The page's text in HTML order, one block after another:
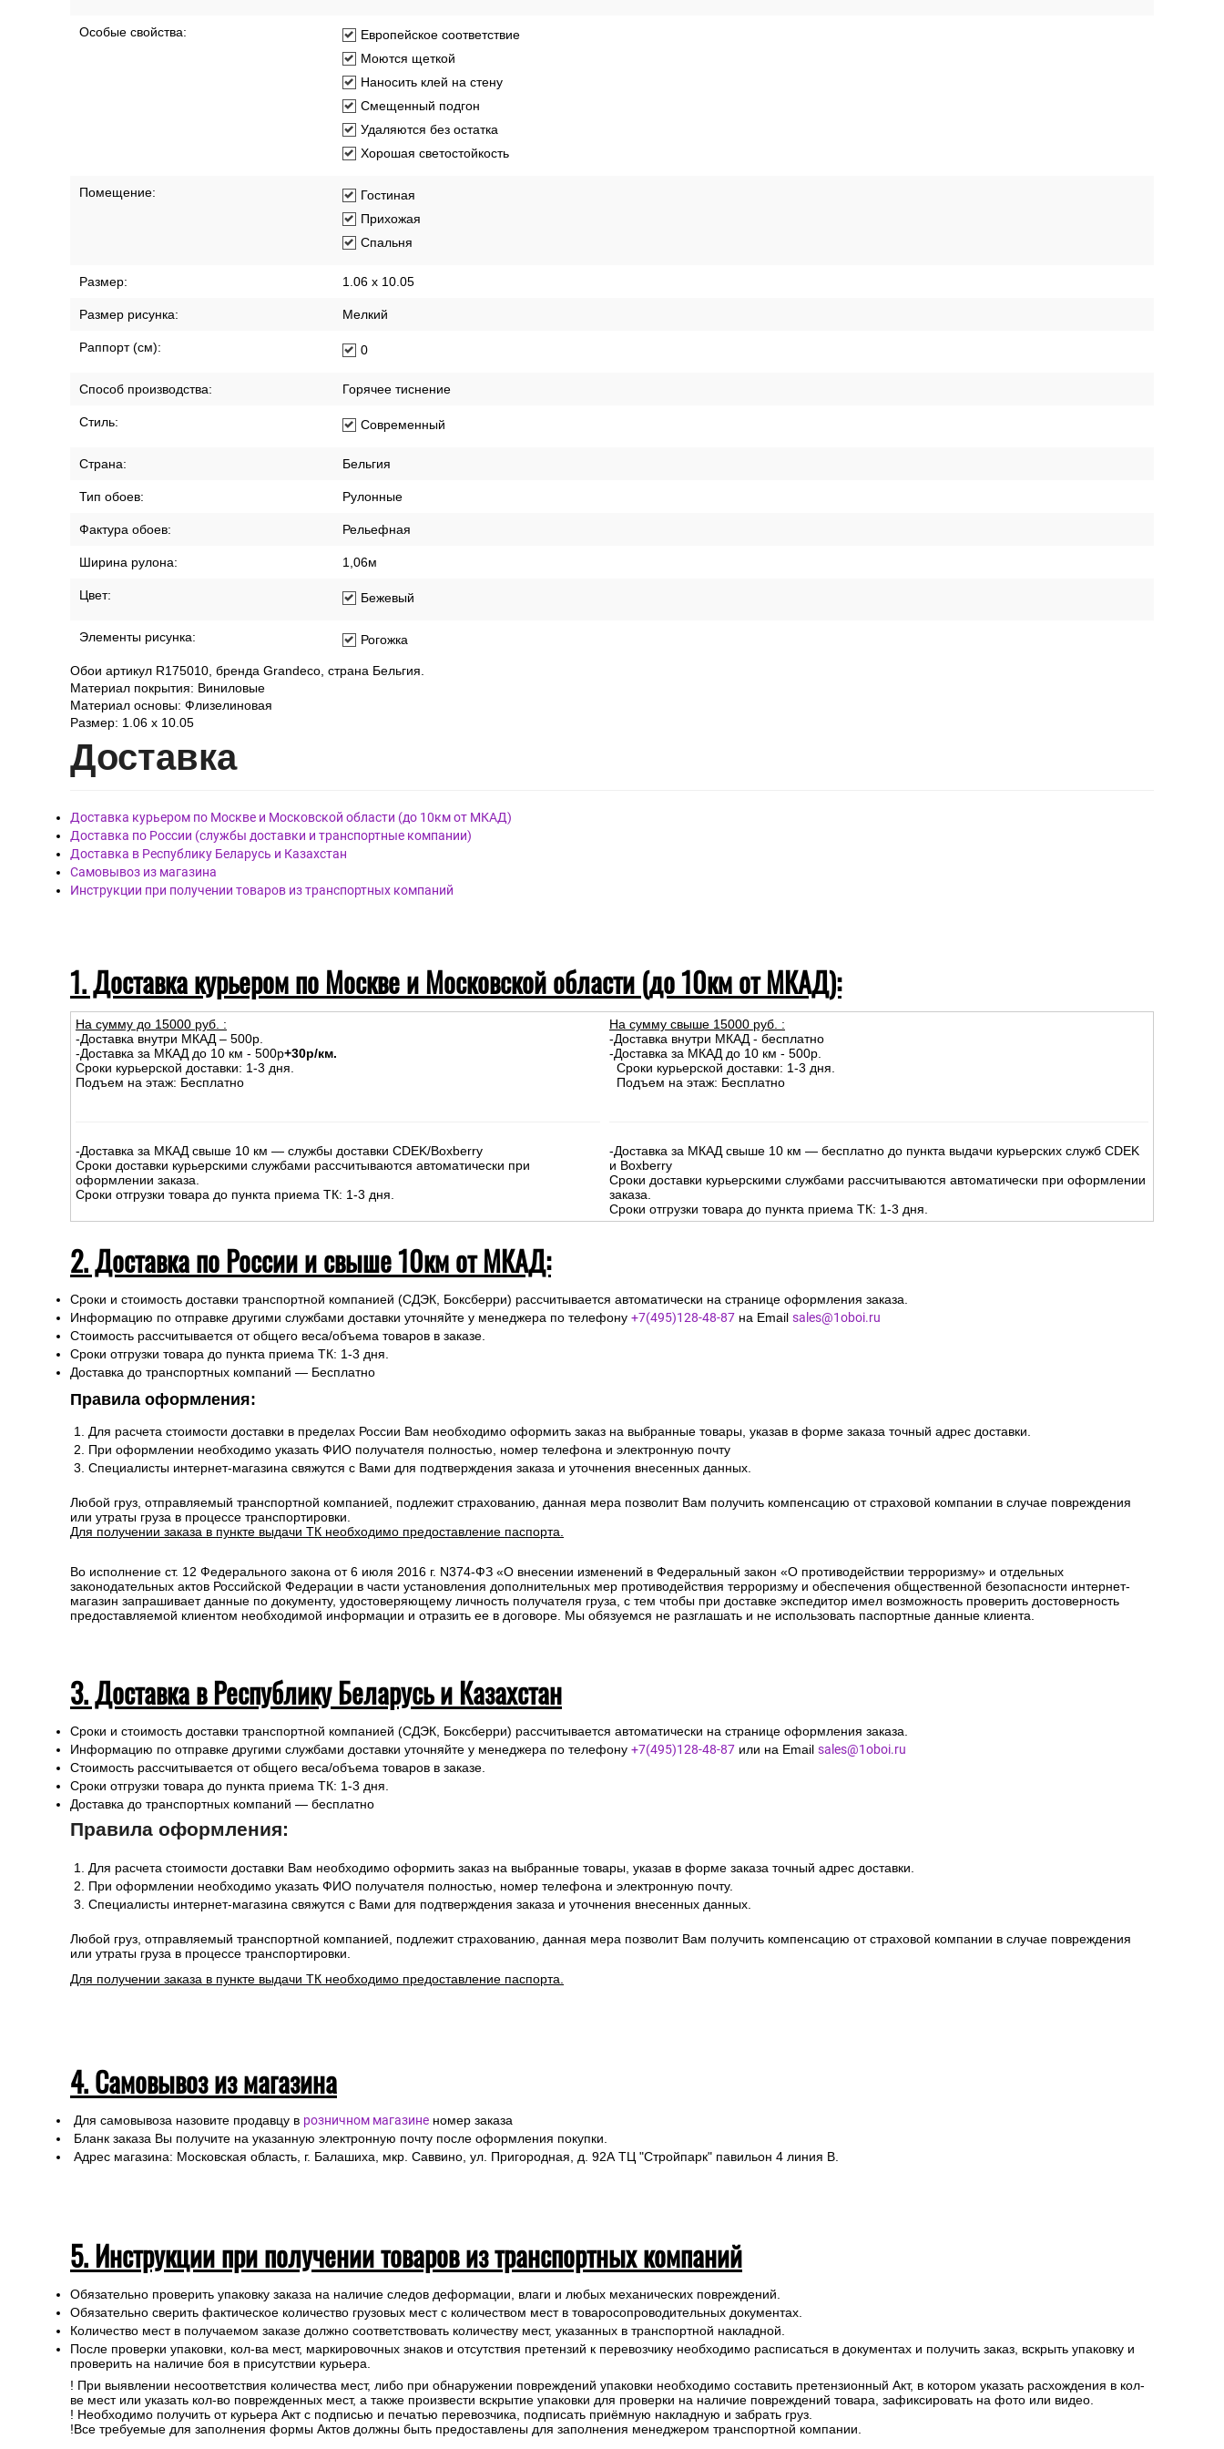
Особые свойства:
Европейское соответствие
Моются щеткой
Наносить клей на стену
Смещенный подгон
Удаляются без остатка
Хорошая светостойкость
Помещение:
Гостиная
Прихожая
Спальня
Размер: 1.06 x 10.05
Размер рисунка: Мелкий
Раппорт (см): 0
Способ производства: Горячее тиснение
Стиль: Современный
Страна: Бельгия
Тип обоев: Рулонные
Фактура обоев: Рельефная
Ширина рулона: 1,06м
Цвет: Бежевый
Элементы рисунка: Рогожка
Обои артикул R175010, бренда Grandeco, страна Бельгия.
Материал покрытия: Виниловые
Материал основы: Флизелиновая
Размер: 1.06 x 10.05
Доставка
Доставка курьером по Москве и Московской области (до 10км от МКАД)
Доставка по России (службы доставки и транспортные компании)
Доставка в Республику Беларусь и Казахстан
Самовывоз из магазина
Инструкции при получении товаров из транспортных компаний
1. Доставка курьером по Москве и Московской области (до 10км от МКАД):
На сумму до 15000 руб. :
-Доставка внутри МКАД – 500р.
-Доставка за МКАД до 10 км - 500р+30р/км.
Сроки курьерской доставки: 1-3 дня.
Подъем на этаж: Бесплатно
-Доставка за МКАД свыше 10 км — службы доставки CDEK/Boxberry
Сроки доставки курьерскими службами рассчитываются автоматически при
оформлении заказа.
Сроки отгрузки товара до пункта приема ТК: 1-3 дня.
На сумму свыше 15000 руб. :
-Доставка внутри МКАД - бесплатно
-Доставка за МКАД до 10 км - 500р.
Сроки курьерской доставки: 1-3 дня.
Подъем на этаж: Бесплатно
-Доставка за МКАД свыше 10 км — бесплатно до пункта выдачи курьерских служб CDEK
и Boxberry
Сроки доставки курьерскими службами рассчитываются автоматически при оформлении
заказа.
Сроки отгрузки товара до пункта приема ТК: 1-3 дня.
2. Доставка по России и свыше 10км от МКАД:
Сроки и стоимость доставки транспортной компанией (СДЭК, Боксберри) рассчитывается автоматически на странице оформления заказа.
Информацию по отправке другими службами доставки уточняйте у менеджера по телефону +7(495)128-48-87 на Email sales@1oboi.ru
Стоимость рассчитывается от общего веса/объема товаров в заказе.
Сроки отгрузки товара до пункта приема ТК: 1-3 дня.
Доставка до транспортных компаний — Бесплатно
Правила оформления:
Для расчета стоимости доставки в пределах России Вам необходимо оформить заказ на выбранные товары, указав в форме заказа точный адрес доставки.
При оформлении необходимо указать ФИО получателя полностью, номер телефона и электронную почту
Специалисты интернет-магазина свяжутся с Вами для подтверждения заказа и уточнения внесенных данных.
Любой груз, отправляемый транспортной компанией, подлежит страхованию, данная мера позволит Вам получить компенсацию от страховой компании в случае повреждения
или утраты груза в процессе транспортировки.
Для получении заказа в пункте выдачи ТК необходимо предоставление паспорта.
Во исполнение ст. 12 Федерального закона от 6 июля 2016 г. N374-ФЗ «О внесении изменений в Федеральный закон «О противодействии терроризму» и отдельных
законодательных актов Российской Федерации в части установления дополнительных мер противодействия терроризму и обеспечения общественной безопасности интернет-
магазин запрашивает данные по документу, удостоверяющему личность получателя груза, с тем чтобы при доставке экспедитор имел возможность проверить достоверность
предоставляемой клиентом необходимой информации и отразить ее в договоре. Мы обязуемся не разглашать и не использовать паспортные данные клиента.
3. Доставка в Республику Беларусь и Казахстан
Сроки и стоимость доставки транспортной компанией (СДЭК, Боксберри) рассчитывается автоматически на странице оформления заказа.
Информацию по отправке другими службами доставки уточняйте у менеджера по телефону +7(495)128-48-87 или на Email sales@1oboi.ru
Стоимость рассчитывается от общего веса/объема товаров в заказе.
Сроки отгрузки товара до пункта приема ТК: 1-3 дня.
Доставка до транспортных компаний — бесплатно
Правила оформления:
Для расчета стоимости доставки Вам необходимо оформить заказ на выбранные товары, указав в форме заказа точный адрес доставки.
При оформлении необходимо указать ФИО получателя полностью, номер телефона и электронную почту.
Специалисты интернет-магазина свяжутся с Вами для подтверждения заказа и уточнения внесенных данных.
Любой груз, отправляемый транспортной компанией, подлежит страхованию, данная мера позволит Вам получить компенсацию от страховой компании в случае повреждения
или утраты груза в процессе транспортировки.
Для получении заказа в пункте выдачи ТК необходимо предоставление паспорта.
4. Самовывоз из магазина
Для самовывоза назовите продавцу в розничном магазине номер заказа
Бланк заказа Вы получите на указанную электронную почту после оформления покупки.
Адрес магазина: Московская область, г. Балашиха, мкр. Саввино, ул. Пригородная, д. 92А ТЦ "Стройпарк" павильон 4 линия В.
5. Инструкции при получении товаров из транспортных компаний
Обязательно проверить упаковку заказа на наличие следов деформации, влаги и любых механических повреждений.
Обязательно сверить фактическое количество грузовых мест с количеством мест в товаросопроводительных документах.
Количество мест в получаемом заказе должно соответствовать количеству мест, указанных в транспортной накладной.
После проверки упаковки, кол-ва мест, маркировочных знаков и отсутствия претензий к перевозчику необходимо расписаться в документах и получить заказ, вскрыть упаковку и
проверить на наличие боя в присутствии курьера.
! При выявлении несоответствия количества мест, либо при обнаружении повреждений упаковки необходимо составить претензионный Акт, в котором указать расхождения в кол-
ве мест или указать кол-во поврежденных мест, а также произвести вскрытие упаковки для проверки на наличие повреждений товара, зафиксировать на фото или видео.
! Необходимо получить от курьера Акт с подписью и печатью перевозчика, подписать приёмную накладную и забрать груз.
!Все требуемые для заполнения формы Актов должны быть предоставлены для заполнения менеджером транспортной компании.